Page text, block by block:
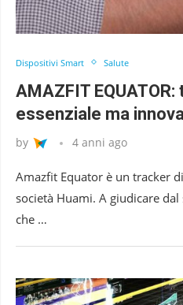
Dispositivi Smart Salute
AMAZFIT
essenziale ma
by 4 anni ago
Amazfit Equator è un tracker
società Huami. A giudicare
che …